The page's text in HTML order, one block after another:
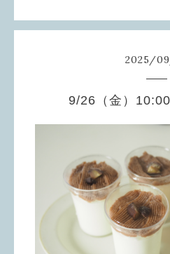
2025/09
9/26（金）